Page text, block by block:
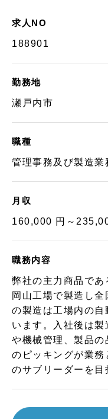
求人NO
188901
勤務地
瀬戸内市
職種
管理事務及び製造業
月収
160,000 円～
職務内容
弊社の主力商品であ
岡山工場で製造し
の製造は工場内の自
います。入社後は
や機械管理、製品
のピッキングが業務
のサブリーダーを目